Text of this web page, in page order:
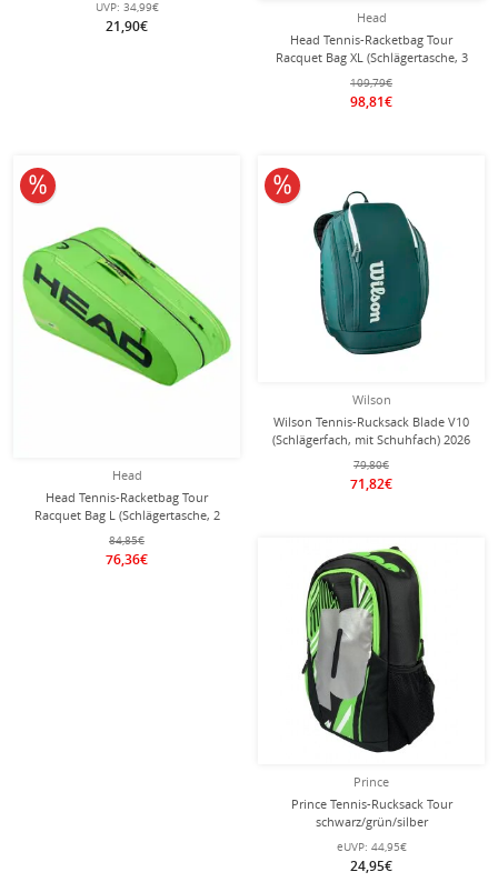
UVP: 34,99€
21,90€
Head
Head Tennis-Racketbag Tour
Racquet Bag XL (Schlägertasche, 3
Hauptfächer) 2026 grün 12er
109,79€
98,81€
Head
Head Tennis-Racketbag Tour
Racquet Bag L (Schlägertasche, 2
Hauptfächer) 2026 grün 9er
84,85€
76,36€
10% reduziert
Wilson
Wilson Tennis-Rucksack Blade V10
(Schlägerfach, mit Schuhfach) 2026
grün
79,80€
71,82€
10% reduziert
Prince
Prince Tennis-Rucksack Tour
schwarz/grün/silber
eUVP: 44,95€
24,95€